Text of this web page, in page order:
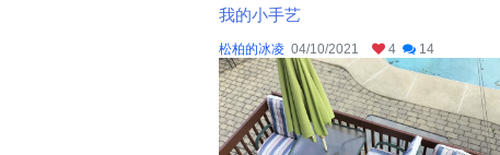
我的小手艺
松柏的冰凌 04/10/2021 4 14